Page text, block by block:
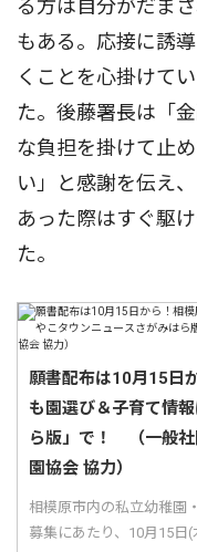
る方は自分がだま
もある。応接に誘
くことを心掛けて
た。後藤署長は「
な負担を掛けて止
い」と感謝を伝え
あった際はすぐ駆
た。
願書配布は10月15日
も園選び＆子育て情
ら版」で！ （一般社
園協会 協力）
相模原市内の私立幼稚園
募集にあたり、10月15日